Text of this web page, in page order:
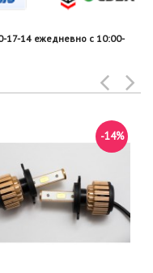
17-14 ежедневно с 10:00-
-14%